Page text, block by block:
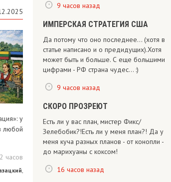
у
любой
часов
,
9 часов назад
ИМПЕРСКАЯ СТРАТЕГИЯ США
Да потому что оно последнее... (хотя в
статье написано и о предидущих).Хотя
может быть и больше. С еще большими
цифрами - РФ страна чудес... :)
9 часов назад
СКОРО ПРОЗРЕЮТ
Есть ли у вас план, мистер Фикс/
Зелебобик?!Есть ли у меня план?! Да у
меня куча разных планов - от конопли -
до марихуаны с коксом!
16 часов назад